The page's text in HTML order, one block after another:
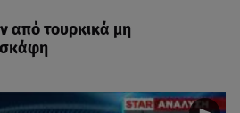
από τουρκικά μη